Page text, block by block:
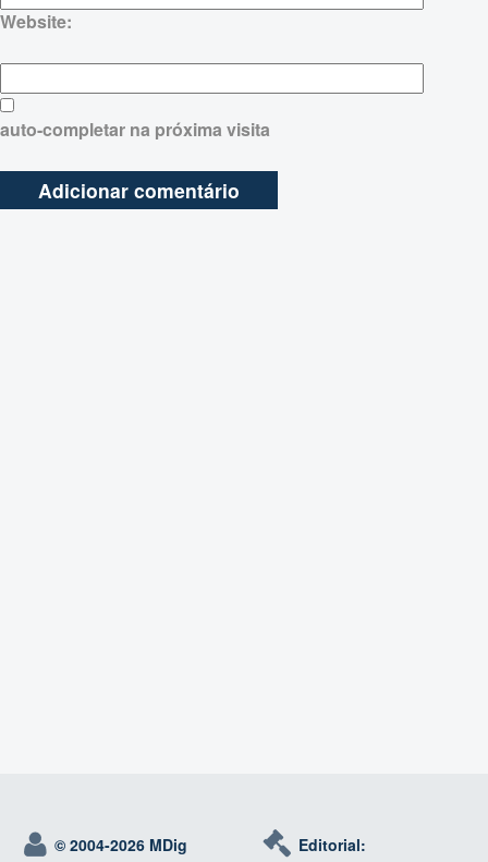
Website:
auto-completar na próxima visita
© 2004-2026 MDig
Editorial: